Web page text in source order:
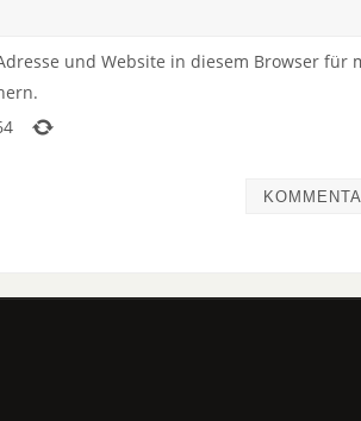
und Website in diesem Browser für